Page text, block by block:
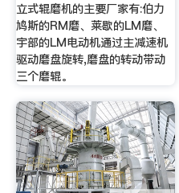
立式辊磨机的主要厂家有:伯力
鸠斯的RM磨、莱歇的LM磨、
宇部的LM电动机通过主减速机
驱动磨盘旋转,磨盘的转动带动
三个磨辊。